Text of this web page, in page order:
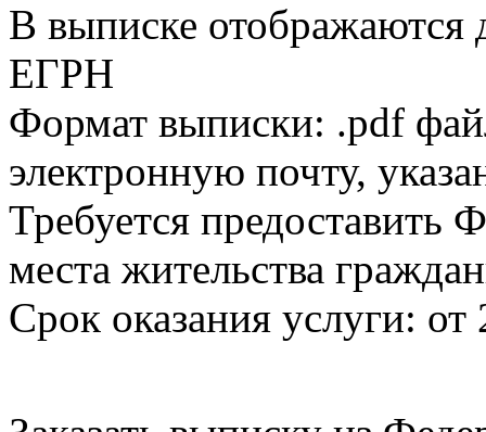
В выписке
ЕГРН
Формат выписки: .pdf
электронную почту,
Требуется
места жительства
Срок оказания услуги: от